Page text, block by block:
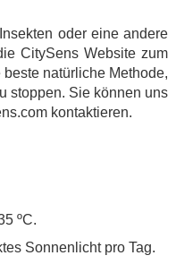
oder eine andere
CitySens Website zum
natürliche Methode,
stoppen. Sie können uns
kontaktieren.
ºC.
Sonnenlicht pro Tag.